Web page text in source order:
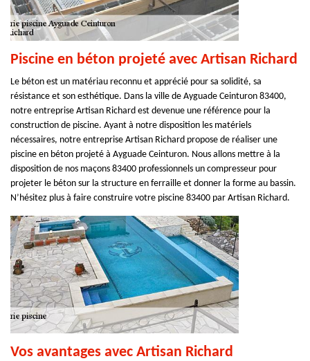
Piscine en béton projeté avec Artisan Richard
Le béton est un matériau reconnu et apprécié pour sa solidité, sa
résistance et son esthétique. Dans la ville de Ayguade Ceinturon 83400,
notre entreprise Artisan Richard est devenue une référence pour la
construction de piscine. Ayant à notre disposition les matériels
nécessaires, notre entreprise Artisan Richard propose de réaliser une
piscine en béton projeté à Ayguade Ceinturon. Nous allons mettre à la
disposition de nos maçons 83400 professionnels un compresseur pour
projeter le béton sur la structure en ferraille et donner la forme au bassin.
N’hésitez plus à faire construire votre piscine 83400 par Artisan Richard.
Vos avantages avec Artisan Richard